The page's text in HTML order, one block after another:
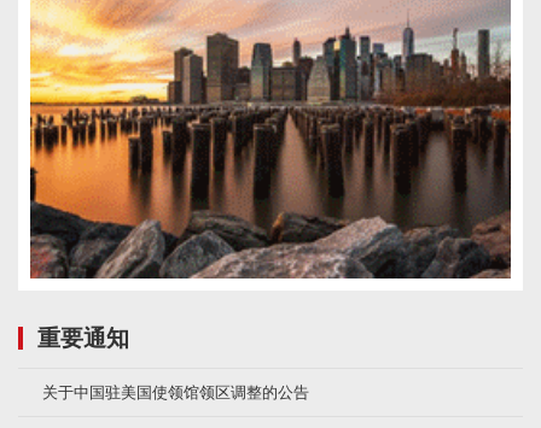
重要通知
关于中国驻美国使领馆领区调整的公告